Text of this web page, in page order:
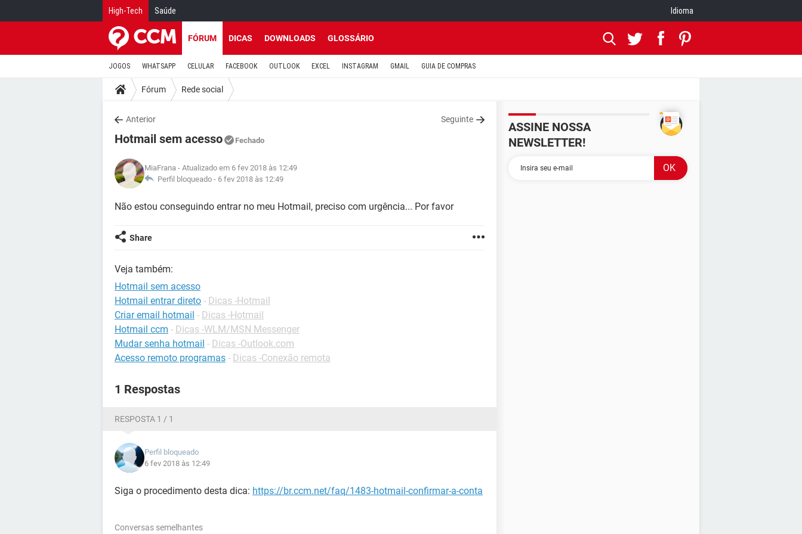
High-Tech Saúde Idioma
FÓRUM DICAS DOWNLOADS GLOSSÁRIO
JOGOS WHATSAPP CELULAR FACEBOOK OUTLOOK EXCEL INSTAGRAM GMAIL GUIA DE COMPRAS
Fórum Rede social
Anterior Seguinte
Hotmail sem acesso Fechado
MiaFrana - Atualizado em 6 fev 2018 às 12:49
Perfil bloqueado - 6 fev 2018 às 12:49
Não estou conseguindo entrar no meu Hotmail, preciso com urgência... Por favor
Share
Veja também:
Hotmail sem acesso
Hotmail entrar direto - Dicas -Hotmail
Criar email hotmail - Dicas -Hotmail
Hotmail ccm - Dicas -WLM/MSN Messenger
Mudar senha hotmail - Dicas -Outlook.com
Acesso remoto programas - Dicas -Conexão remota
1 Respostas
RESPOSTA 1 / 1
Perfil bloqueado
6 fev 2018 às 12:49
Siga o procedimento desta dica: https://br.ccm.net/faq/1483-hotmail-confirmar-a-conta
Conversas semelhantes
ASSINE NOSSA
NEWSLETTER!